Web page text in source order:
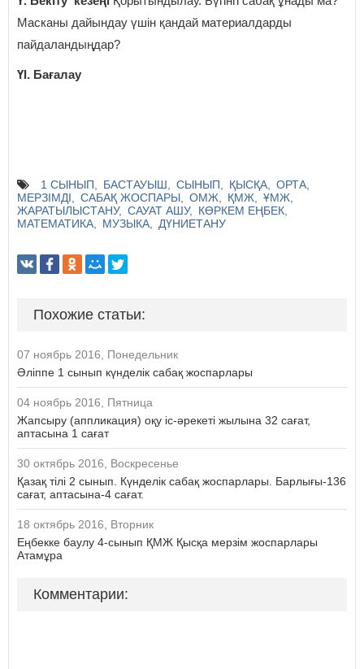
Масканы дайындау үшін қандай материалдарды
пайдаландыңдар?
ҮІ. Бағалау
1 СЫНЫП БАСТАУЫШ СЫНЫП ҚЫСҚА
ОРТА
МЕРЗІМДІ
САБАҚ ЖОСПАРЫ ОМЖ ҚМЖ
ҰМЖ
ЖАРАТЫЛЫСТАНУ
САУАТ АШУ
КӨРКЕМ ЕҢБЕК
МАТЕМАТИКА
МУЗЫКА ДҮНИЕТАНУ
Похожие статьи:
07 ноябрь 2016, Понедельник
Әліппе 1 сынып күнделік сабақ жоспарлары
04 ноябрь 2016, Пятница
Жапсыру (аппликация) оқу іс-әрекеті жылына 32 сағат,
аптасына 1 сағат
30 октябрь 2016, Воскресенье
Қазақ тілі 2 сынып. Күнделік сабақ жоспарлары. Барлығы-136
сағат, аптасына-4 сағат.
18 октябрь 2016, Вторник
Еңбекке баулу 4-сынып ҚМЖ Қысқа мерзім жоспарлары
Атамұра
Комментарии: